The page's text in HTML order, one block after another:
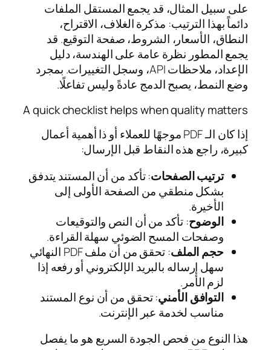
على سبيل المثال، قد يجمع المستقل الملفات
دائماً بهذا الترتيب: مذكرة الغلاف، الاقتراح،
النطاق، الأسعار، الشروط، صفحة التوقيع. قد
يجمع المطور نظرة عامة على الهندسة، دليل
الإعداد، ملاحظات API، وسجل التغييرات. بمجرد
وضع النمط، يصبح الدمج عادةً وليس تفاعلًا.
A quick checklist helps when quality matters
إذا كان الـ PDF موجهًا للعملاء أو ذا أهمية أعمال
كبيرة، راجع هذه النقاط قبل الإرسال:
ترتيب الصفحات: تأكد من أن المستند يتدفق
بشكل منطقي من الصفحة الأولى إلى
الأخيرة.
الوضوح: تأكد من أن النص والتوقيعات
وصفحات المسح الضوئي سهلة القراءة.
حجم الملف
: تحقق من أن ملف PDF النهائي
سهل إرساله بالبريد الإلكتروني أو رفعه إذا
لزم الأمر.
التوافق الأمني: تحقق من أن نوع المستند
مناسب لخدمة عبر الإنترنت.
هذا النوع من فحص الجودة السريع هو ما يفصل